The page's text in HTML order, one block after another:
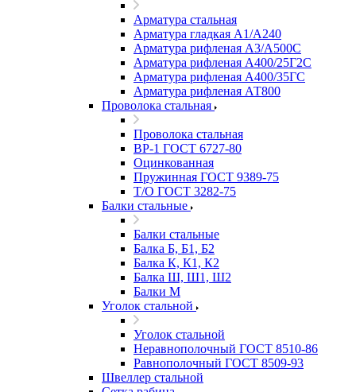
Арматура стальная
Арматура гладкая А1/А240
Арматура рифленая А3/А500С
Арматура рифленая А400/25Г2С
Арматура рифленая А400/35ГС
Арматура рифленая АТ800
Проволока стальная
Проволока стальная
ВР-1 ГОСТ 6727-80
Оцинкованная
Пружинная ГОСТ 9389-75
Т/О ГОСТ 3282-75
Балки стальные
Балки стальные
Балка Б, Б1, Б2
Балка К, К1, К2
Балка Ш, Ш1, Ш2
Балки М
Уголок стальной
Уголок стальной
Неравнополочный ГОСТ 8510-86
Равнополочный ГОСТ 8509-93
Швеллер стальной